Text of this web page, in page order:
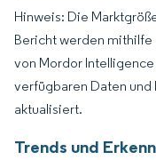
Hinweis: Die
Bericht werden mithilfe
von Mordor
verfügbaren Daten und
aktualisiert.
Trends und